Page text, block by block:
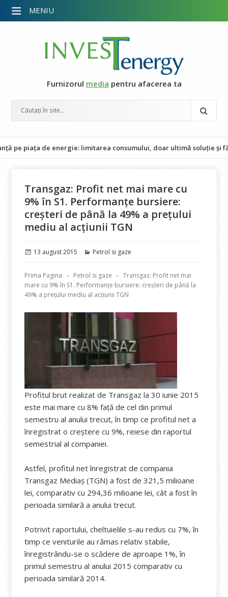
Furnizorul media pentru afacerea ta
de energie: limitarea consumului, doar ultimă soluție și fără
Transgaz: Profit net mai mare cu
9% în S1. Performanțe bursiere:
creșteri de până la 49% a prețului
mediu al acțiunii TGN
Publicat
13 august 2015 Categorii
Petrol si gaze
Prima Pagina Petrol si gaze
Transgaz: Profit net mai
mare cu 9% în S1. Performanțe bursiere: creșteri de până la
49% a prețului mediu al acțiunii TGN
Profitul brut realizat de Transgaz la 30 iunie 2015
este mai mare cu 8% față de cel din primul
semestru al anului trecut, în timp ce profitul net a
înregistrat o creștere cu 9%, reiese din raportul
semestrial al companiei.
Astfel, profitul net înregistrat de compania
Transgaz Mediaş (TGN) a fost de 321,5 milioane
lei, comparativ cu 294,36 milioane lei, cât a fost în
perioada similară a anului trecut.
Potrivit raportului, cheltuielile s-au redus cu 7%, în
timp ce veniturile au rămas relativ stabile,
înregistrându-se o scădere de aproape 1%, în
primul semestru al anului 2015 comparativ cu
perioada similară 2014.
MENIU